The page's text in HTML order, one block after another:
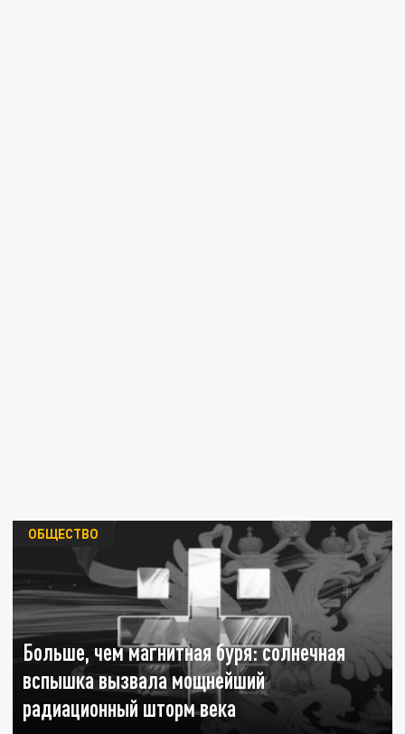
Больше, чем магнитная буря: солнечная
вспышка вызвала мощнейший
радиационный шторм века
ОБЩЕСТВО